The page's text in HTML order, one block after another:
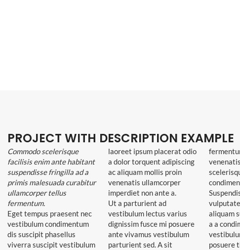
PROJECT WITH DESCRIPTION EXAMPLE
Commodo scelerisque
facilisis enim ante habitant
suspendisse fringilla ad a
primis malesuada curabitur
ullamcorper tellus
fermentum.
Eget tempus praesent nec
vestibulum condimentum
dis suscipit phasellus
viverra suscipit vestibulum
laoreet ipsum placerat odio
a dolor torquent adipiscing
ac aliquam mollis proin
venenatis ullamcorper
imperdiet non ante a.
Ut a parturient ad
vestibulum lectus varius
dignissim fusce mi posuere
ante vivamus vestibulum
parturient sed. A sit
aliquam
a a
posuere